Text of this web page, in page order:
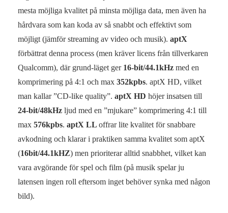
mesta möjliga kvalitet på minsta möjliga data, men även ha
hårdvara som kan koda av så snabbt och effektivt som
möjligt (jämför streaming av video och musik). aptX
förbättrat denna process (men kräver licens från tillverkaren
Qualcomm), där grund-läget ger 16-bit/44.1kHz med en
komprimering på 4:1 och max 352kpbs. aptX HD, vilket
man kallar ”CD-like quality”. aptX HD höjer insatsen till
24-bit/48kHz ljud med en ”mjukare” komprimering 4:1 till
max 576kpbs. aptX LL offrar lite kvalitet för snabbare
avkodning och klarar i praktiken samma kvalitet som aptX
(16bit/44.1kHZ) men prioriterar alltid snabbhet, vilket kan
vara avgörande för spel och film (på musik spelar ju
latensen ingen roll eftersom inget behöver synka med någon
bild).